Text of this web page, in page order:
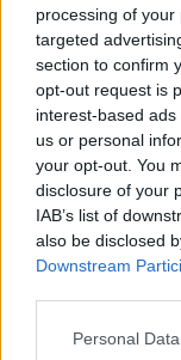
processing of
targeted
section to confirm
opt-out request is
interest-based
us or personal
your opt-out. You
disclosure of your
IAB’s list of
also be disclosed
Downstream
Please note that
Personal
Οι
και της
από τις
έχουν
εναπόκειται
συμφωνήσουν
Ο επικεφαλής
Μπαγερί Κανί
Τεχεράνη,